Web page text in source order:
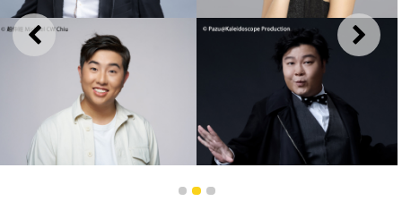
上一則 下一
一舖清唱——無伴奏合唱劇場《維多利雅講》精選演出
1 2 3